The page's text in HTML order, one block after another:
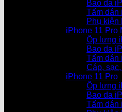
Bao da
Tấm dán
Phụ kiện
iPhone 11 Pro
Ốp lưng
Bao da
Tấm dán
Cáp,
iPhone 11 Pro
Ốp lưng
Bao da
Tấm dán